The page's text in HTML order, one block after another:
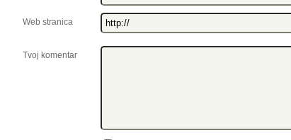
Web stranica
Tvoj komentar